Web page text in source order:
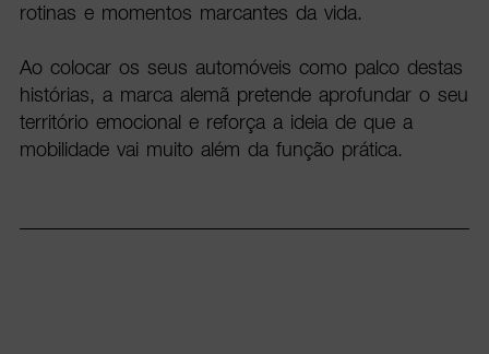
rotinas e momentos marcantes da vida.
Ao colocar os seus automóveis como palco destas
histórias, a marca alemã pretende aprofundar o seu
território emocional e reforça a ideia de que a
mobilidade vai muito além da função prática.